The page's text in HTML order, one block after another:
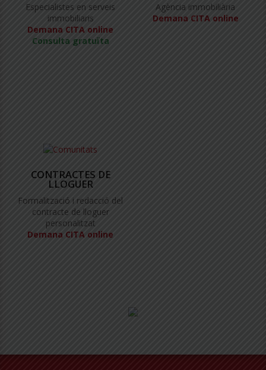
Especialistes en serveis
immobiliaris
Demana CITA online
Consulta gratuïta
Agència immobiliària
Demana CITA online
CONTRACTES DE
LLOGUER
Formalització i redacció del
contracte de lloguer
personalitzat
Demana CITA online